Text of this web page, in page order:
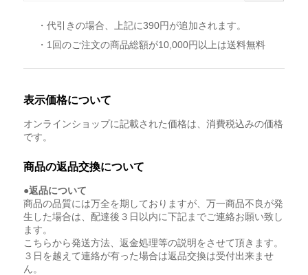
・代引きの場合、上記に390円が追加されます。
・1回のご注文の商品総額が10,000円以上は送料無料
表示価格について
オンラインショップに記載された価格は、消費税込みの価格
です。
商品の返品交換について
●返品について
商品の品質には万全を期しておりますが、万一商品不良が発
生した場合は、配達後３日以内に下記までご連絡お願い致し
ます。
こちらから発送方法、返金処理等の説明をさせて頂きます。
３日を越えて連絡が有った場合は返品交換は受付出来ませ
ん。